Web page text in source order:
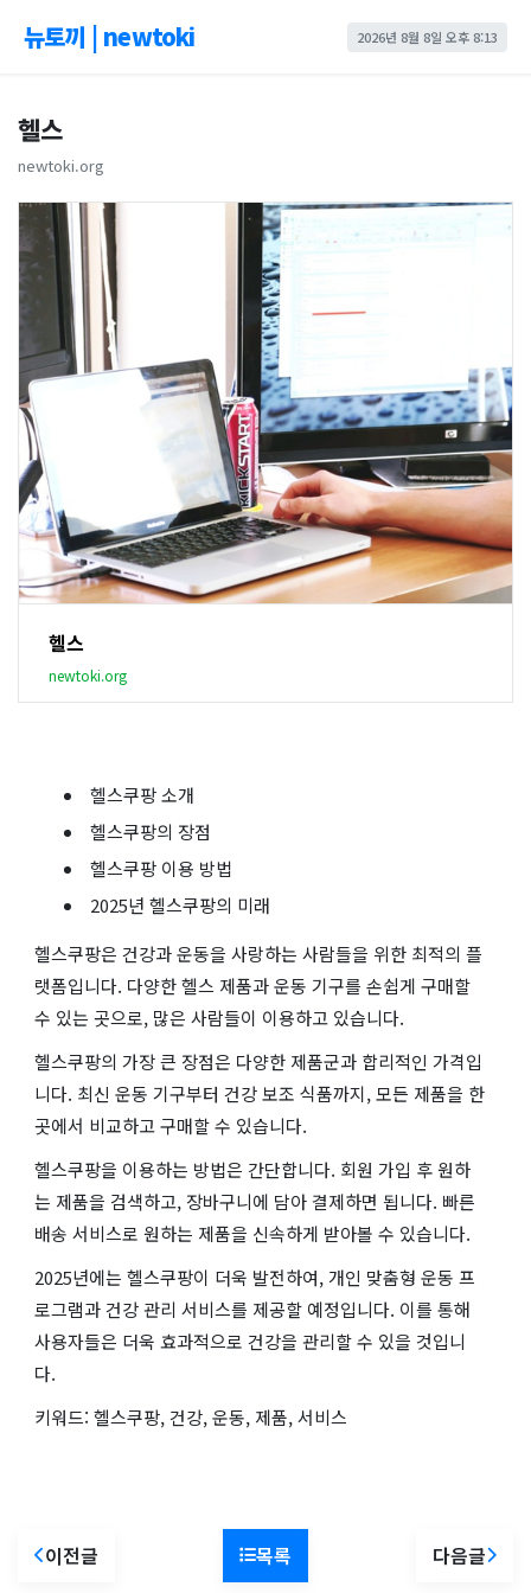
뉴토끼 | newtoki 2026년 8월 8일 오후 8:13
헬스
newtoki.org
헬스
newtoki.org
헬스쿠팡 소개
헬스쿠팡의 장점
헬스쿠팡 이용 방법
2025년 헬스쿠팡의 미래
헬스쿠팡은 건강과 운동을 사랑하는 사람들을 위한 최적의 플
랫폼입니다. 다양한 헬스 제품과 운동 기구를 손쉽게 구매할
수 있는 곳으로, 많은 사람들이 이용하고 있습니다.
헬스쿠팡의 가장 큰 장점은 다양한 제품군과 합리적인 가격입
니다. 최신 운동 기구부터 건강 보조 식품까지, 모든 제품을 한
곳에서 비교하고 구매할 수 있습니다.
헬스쿠팡을 이용하는 방법은 간단합니다. 회원 가입 후 원하
는 제품을 검색하고, 장바구니에 담아 결제하면 됩니다. 빠른
배송 서비스로 원하는 제품을 신속하게 받아볼 수 있습니다.
2025년에는 헬스쿠팡이 더욱 발전하여, 개인 맞춤형 운동 프
로그램과 건강 관리 서비스를 제공할 예정입니다. 이를 통해
사용자들은 더욱 효과적으로 건강을 관리할 수 있을 것입니
다.
키워드: 헬스쿠팡, 건강, 운동, 제품, 서비스
이전글 목록 다음글